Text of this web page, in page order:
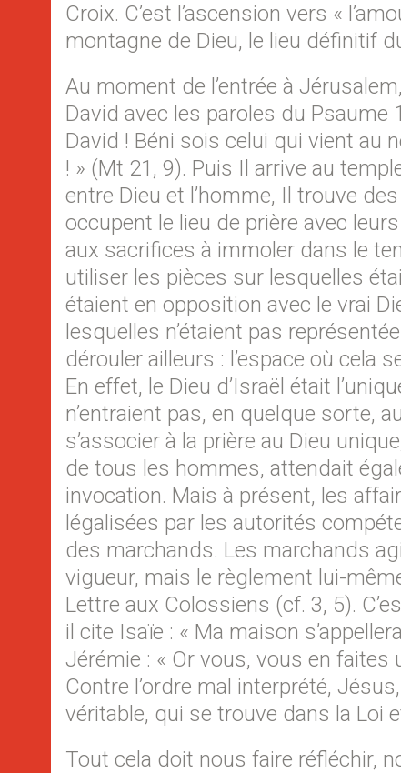
Croix. C’est l’ascension vers «
montagne de Dieu, le lieu définitif
Au moment de l’entrée à
David avec les paroles du Psaume
David ! Béni sois celui qui vient au
! » (Mt 21, 9). Puis Il arrive au
entre Dieu et l’homme, Il trouve
occupent le lieu de prière avec
aux sacrifices à immoler dans le
utiliser les pièces sur lesquelles
étaient en opposition avec le vrai
lesquelles n’étaient pas
dérouler ailleurs : l’espace où cela
En effet, le Dieu d’Israël était
n’entraient pas, en quelque sorte,
s’associer à la prière au Dieu
de tous les hommes, attendait
invocation. Mais à présent, les
légalisées par les autorités
des marchands. Les marchands
vigueur, mais le règlement lui-
Lettre aux Colossiens (cf. 3, 5).
il cite Isaïe : « Ma maison
Jérémie : « Or vous, vous en faites
Contre l’ordre mal interprété,
véritable, qui se trouve dans la Loi
Tout cela doit nous faire réfléchir,